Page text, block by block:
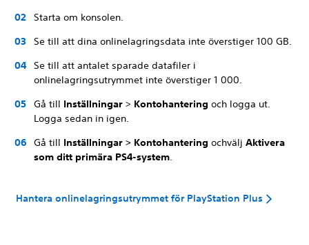
Starta om konsolen.
Se till att dina onlinelagringsdata inte överstiger 100 GB.
Se till att antalet sparade datafiler i
onlinelagringsutrymmet inte överstiger 1 000.
Gå till Inställningar > Kontohantering och logga ut.
Logga sedan in igen.
Gå till Inställningar > Kontohantering ochvälj Aktivera
som ditt primära PS4-system.
Hantera onlinelagringsutrymmet för PlayStation Plus